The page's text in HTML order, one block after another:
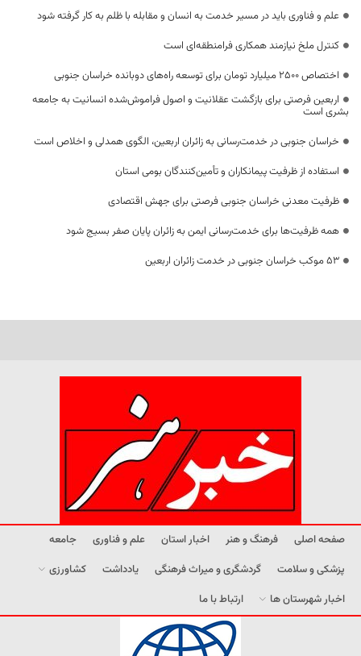
علم و فناوری باید در مسیر خدمت به انسان و مقابله با ظلم به کار گرفته شود
کنترل ملخ نیازمند همکاری فرامنطقه‌ای است
اختصاص 2500 میلیارد تومان برای توسعه راه‌های دوبانده خراسان جنوبی
اربعین فرصتی برای بازگشت عقلانیت و اصول فراموش‌شده انسانیت به جامعه
بشری است
خراسان جنوبی در خدمت‌رسانی به زائران اربعین، الگوی همدلی و اخلاص است
استفاده از ظرفیت پیمانکاران و تأمین‌کنندگان بومی استان
ظرفیت معدنی خراسان جنوبی فرصتی برای جهش اقتصادی
همه ظرفیت‌ها برای خدمت‌رسانی ایمن به زائران پایان صفر بسیج شود
53 موکب خراسان جنوبی در خدمت زائران اربعین
صفحه اصلی فرهنگ و هنر اخبار استان علم و فناوری
جامعه
پزشکی و سلامت
گردشگری و میراث فرهنگی یادداشت
کشاورزی
اخبار شهرستان ها
ارتباط با ما